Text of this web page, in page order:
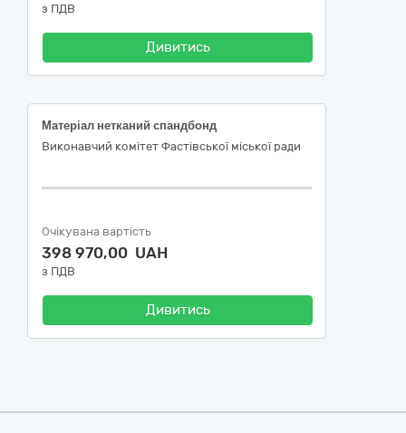
з ПДВ
Дивитись
Матеріал нетканий спандбонд
Виконавчий комітет Фастівської міської ради
Очікувана вартість
398 970,00 UAH
з ПДВ
Дивитись